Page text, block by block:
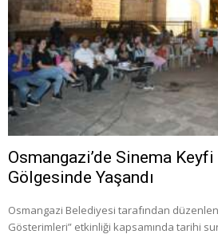
Osmangazi’de Sinema
Gölgesinde Yaşandı
Osmangazi Belediyesi tarafından
Gösterimleri” etkinliği kapsamında tarihi